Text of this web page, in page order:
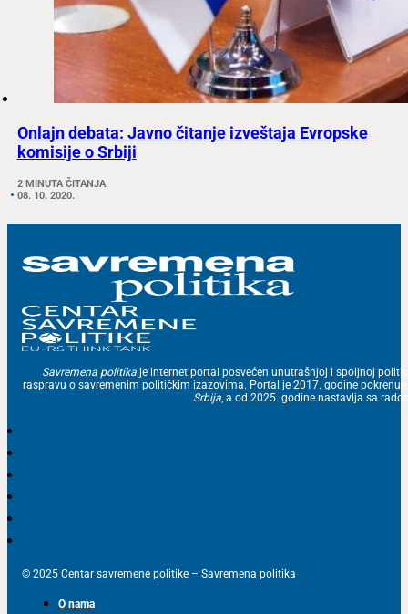
Onlajn debata: Javno čitanje izveštaja Evropske
komisije o Srbiji
2 MINUTA ČITANJA
08. 10. 2020.
Savremena politika je internet portal posvećen unutrašnjoj i spoljnoj
raspravu o savremenim političkim izazovima. Portal je 2017. godine
Srbija, a od 2025. godine nastavlja sa
© 2025 Centar savremene politike – Savremena politika
O nama